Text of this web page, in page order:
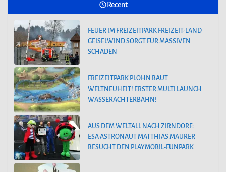
Recent
FEUER IM FREIZEITPARK FREIZEIT-LAND
GEISELWIND SORGT FÜR MASSIVEN
SCHADEN
FREIZEITPARK PLOHN BAUT
WELTNEUHEIT! ERSTER MULTI LAUNCH
WASSERACHTERBAHN!
AUS DEM WELTALL NACH ZIRNDORF:
ESA-ASTRONAUT MATTHIAS MAURER
BESUCHT DEN PLAYMOBIL-FUNPARK